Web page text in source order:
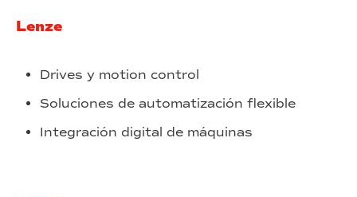
Lenze
Drives y motion control
Soluciones de automatización flexible
Integración digital de máquinas